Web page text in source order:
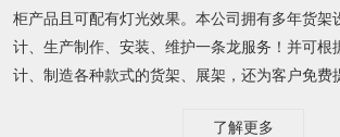
柜产品且可配有灯光效果。本公司拥有多年货架
计、生产制作、安装、维护一条龙服务！并可根
计、制造各种款式的货架、展架，还为客户免费
了解更多